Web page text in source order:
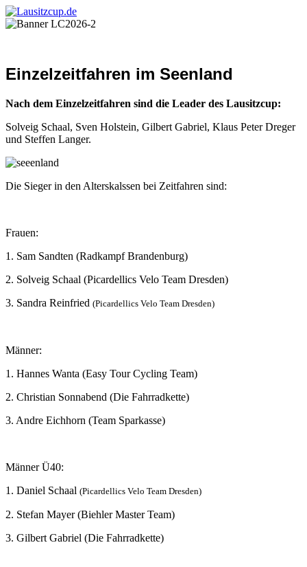
Einzelzeitfahren im Seenland
Nach dem Einzelzeitfahren sind die Leader des Lausitzcup:
Solveig Schaal, Sven Holstein, Gilbert Gabriel, Klaus Peter Dreger
und Steffen Langer.
Die Sieger in den Alterskalssen bei Zeitfahren sind:
Frauen:
1. Sam Sandten (Radkampf Brandenburg)
2. Solveig Schaal (Picardellics Velo Team Dresden)
3. Sandra Reinfried (Picardellics Velo Team Dresden)
Männer:
1. Hannes Wanta (Easy Tour Cycling Team)
2. Christian Sonnabend (Die Fahrradkette)
3. Andre Eichhorn (Team Sparkasse)
Männer Ü40:
1. Daniel Schaal (Picardellics Velo Team Dresden)
2. Stefan Mayer (Biehler Master Team)
3. Gilbert Gabriel (Die Fahrradkette)